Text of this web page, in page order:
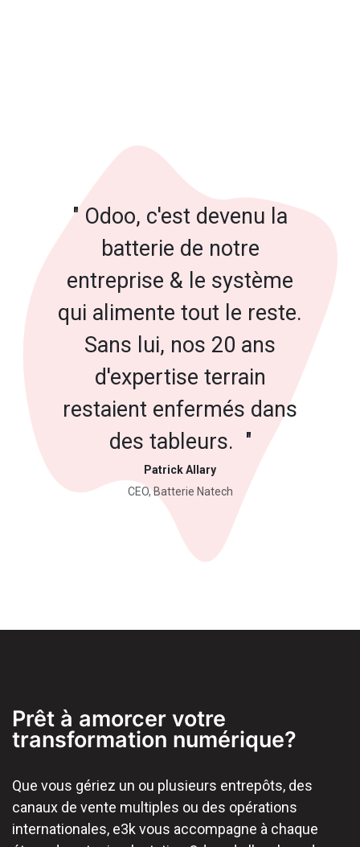
" Odoo, c'est devenu la
batterie de notre
entreprise & le système
qui alimente tout le reste.
Sans lui, nos 20 ans
d'expertise terrain
restaient enfermés dans
des tableurs. "
Patrick Allary
CEO, Batterie Natech
Prêt à amorcer votre
transformation numérique?
Que vous gériez un ou plusieurs entrepôts, des
canaux de vente multiples ou des opérations
internationales, e3k vous accompagne à chaque